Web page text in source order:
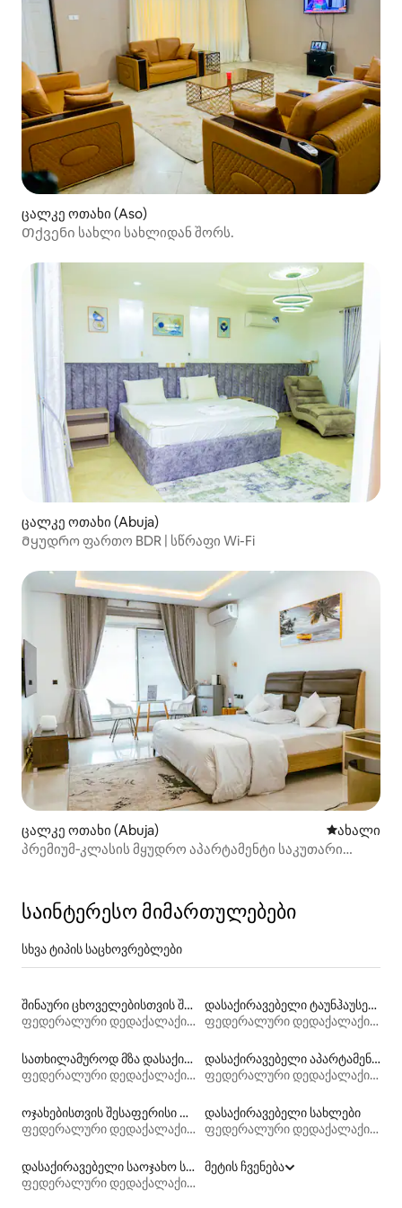
ცალკე ოთახი (Aso)
Თქვენი სახლი სახლიდან შორს.
ცალკე ოთახი (Abuja)
Მყუდრო ფართო BDR | სწრაფი Wi-Fi
ცალკე ოთახი (Abuja) ახლად
ახალი
პრემიუმ‑კლასის მყუდრო აპარტამენტი საკუთარი
საინტერესო მიმართულებები
სხვა ტიპის საცხოვრებლები
შინაური ცხოველებისთვის შესაფერისი დასაქირავებელი საცხოვრებლები
ფედერალური დედაქალაქის ტერიტორია
დასაქირავებელი ტაუნჰაუსები
ფედერალური დედაქალაქის ტერიტორია
სათხილამუროდ მზა დასაქირავებელი საცხოვრებლები
ფედერალური დედაქალაქის ტერიტორია
დასაქირავებელი აპარტამენტები
ფედერალური დედაქალაქის ტერიტორია
ოჯახებისთვის შესაფერისი დასაქირავებელი საცხოვრებლები
ფედერალური დედაქალაქის ტერიტორია
დასაქირავებელი სახლები
ფედერალური დედაქალაქის ტერიტორია
დასაქირავებელი საოჯახო სასტუმროები
ფედერალური დედაქალაქის ტერიტორია
მეტის ჩვენება